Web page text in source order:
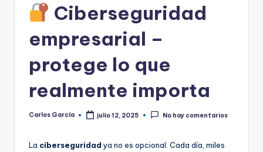
Ciberseguridad
empresarial –
protege lo que
realmente importa
Publicado
Carlos García julio 12, 2025 No hay comentarios
La ciberseguridad ya no es opcional. Cada día, miles